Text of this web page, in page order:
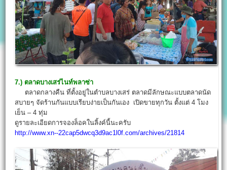
7.) ตลาดบางเสร่ไนท์พลาซ่า
ตลาดกลางคืน ที่ตั้งอยู่ในตำบลบางเสร่ ตลาดมีลักษณะแบบตลาดนัด
สบายๆ จัดร้านกันแบบเรียบง่ายเป็นกันเอง เปิดขายทุกวัน ตั้งแต่ 4 โมง
เย็น – 4 ทุ่ม
ดูรายละเอียดการจองล็อคในลิ้งค์นี้นะครับ
http://www.xn--22cap5dwcq3d9ac1l0f.com/archives/21814